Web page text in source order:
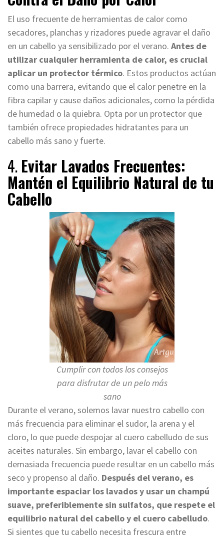
El uso frecuente de herramientas de calor como
secadores, planchas y rizadores puede agravar el daño
en un cabello ya sensibilizado por el verano. Antes de
utilizar cualquier herramienta de calor, es crucial
aplicar un protector térmico. Estos productos actúan
como una barrera, evitando que el calor penetre en la
fibra capilar y cause daños adicionales, como la pérdida
de humedad o la quiebra. Opta por un protector que
también ofrece propiedades hidratantes para un
cabello más sano y fuerte.
4. Evitar Lavados Frecuentes:
Mantén el Equilibrio Natural de tu
Cabello
Cumplir con todos los consejos
para disfrutar de un pelo más
sano
Durante el verano, solemos lavar nuestro cabello con
más frecuencia para eliminar el sudor, la arena y el
cloro, lo que puede despojar al cuero cabelludo de sus
aceites naturales. Sin embargo, lavar el cabello con
demasiada frecuencia puede resultar en un cabello más
seco y propenso al daño. Después del verano, es
importante espaciar los lavados y usar un champú
suave, preferiblemente sin sulfatos, que respete el
equilibrio natural del cabello y el cuero cabelludo.
Si sientes que tu cabello necesita frescura entre